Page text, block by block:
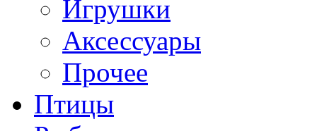
Игрушки
Аксессуары
Прочее
Птицы